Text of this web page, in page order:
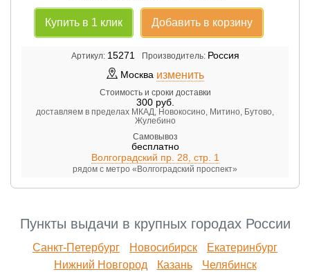
Купить в 1 клик Добавить в корзину
Артикул: 15271 Производитель: Россия
Москва изменить
Стоимость и сроки доставки
300руб.
доставляем в пределах МКАД, Новокосино, Митино, Бутово,
Жулебино
Самовывоз
бесплатно
Волгоградский пр. 28, стр. 1
рядом с метро «Волгоградский проспект»
Пункты выдачи в крупных городах России
Санкт-Петербург Новосибирск
Екатеринбург
Нижний Новгород
Казань
Челябинск